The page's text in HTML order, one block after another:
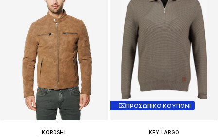
KOROSHI
ΠΡΟΣΩΠΙΚΟ ΚΟΥΠΟΝΙ
KEY LARGO